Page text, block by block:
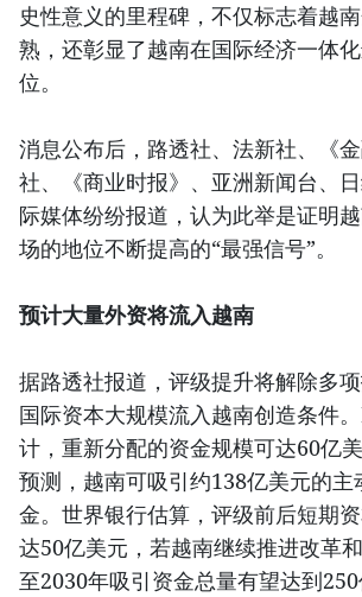
史性意义的里程碑，不仅标志着越
熟，还彰显了越南在国际经济一体
位。
消息公布后，路透社、法新社、《
社、《商业时报》、亚洲新闻台、
际媒体纷纷报道，认为此举是证明
场的地位不断提高的“最强信号”。
预计大量外资将流入越南
据路透社报道，评级提升将解除多
国际资本大规模流入越南创造条件
计，重新分配的资金规模可达60亿
预测，越南可吸引约138亿美元的主
金。世界银行估算，评级前后短期
达50亿美元，若越南继续推进改革
至2030年吸引资金总量有望达到250